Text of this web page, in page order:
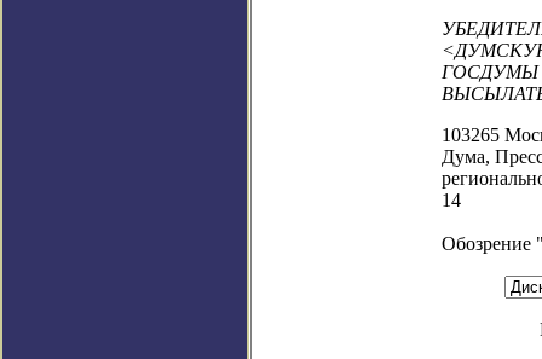
ГОСДУМЫ
103265
Дума,
14
Обозрение